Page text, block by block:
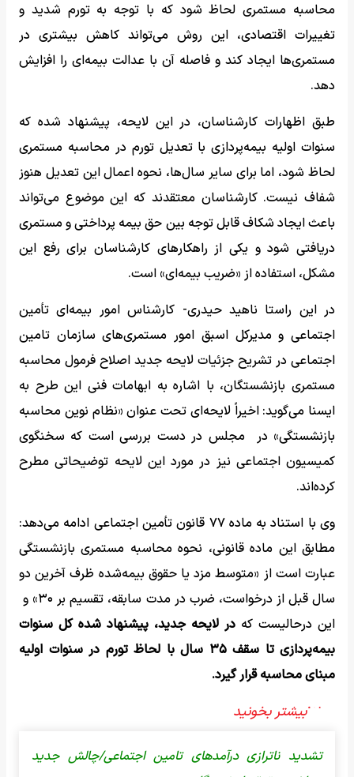
محاسبه مستمری لحاظ شود که با توجه به تورم شدید و
تغییرات اقتصادی، این روش می‌تواند کاهش بیشتری در
مستمری‌ها ایجاد کند و فاصله آن با عدالت بیمه‌ای را افزایش
دهد.
طبق اظهارات کارشناسان، در این لایحه، پیشنهاد شده که
سنوات اولیه بیمه‌پردازی با تعدیل تورم در محاسبه مستمری
لحاظ شود، اما برای سایر سال‌ها، نحوه اعمال این تعدیل هنوز
شفاف نیست. کارشناسان معتقدند که این موضوع می‌تواند
باعث ایجاد شکاف قابل توجه بین حق بیمه پرداختی و مستمری
دریافتی شود و یکی از راهکارهای کارشناسان برای رفع این
مشکل، استفاده از «ضریب بیمه‌ای» است.
در این راستا ناهید حیدری- کارشناس امور بیمه‌ای تأمین
اجتماعی و مدیرکل اسبق امور مستمری‌های سازمان تامین
اجتماعی در تشریح جزئیات لایحه جدید اصلاح فرمول محاسبه
مستمری بازنشستگان، با اشاره به ابهامات فنی این طرح به
ایسنا می‌گوید: اخیراً لایحه‌ای تحت عنوان «نظام نوین محاسبه
بازنشستگی» در مجلس در دست بررسی است که سخنگوی
کمیسیون اجتماعی نیز در مورد این لایحه توضیحاتی مطرح
کرده‌اند.
وی با استناد به ماده ۷۷ قانون تأمین اجتماعی ادامه می‌دهد:
‌مطابق این ماده قانونی، نحوه محاسبه مستمری بازنشستگی
عبارت است از «متوسط مزد یا حقوق بیمه‌شده ظرف آخرین دو
سال قبل از درخواست، ضرب در مدت سابقه، تقسیم بر ۳۰» و
این درحالیست که در لایحه جدید، پیشنهاد شده کل سنوات
بیمه‌پردازی تا سقف ۳۵ سال با لحاظ تورم در سنوات اولیه
مبنای محاسبه قرار گیرد.
تشدید ناترازی درآمدهای تامین اجتماعی/چالش جدید